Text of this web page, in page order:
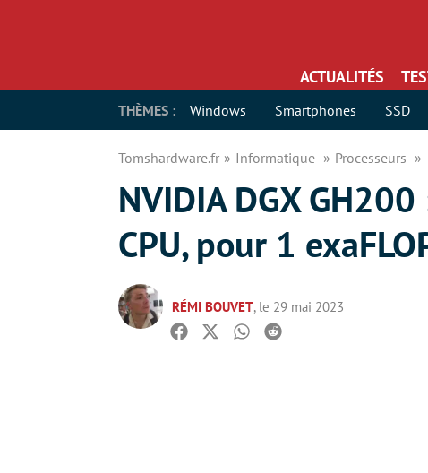
ACTUALITÉS
THÈMES : Windows Smartphones SSD
Tomshardware.fr Informatique Processeurs
NVIDIA DGX
CPU, pour 1
RÉMI BOUVET, le 29 mai 2023
Facebook
TwitterWhatsapp
Reddit